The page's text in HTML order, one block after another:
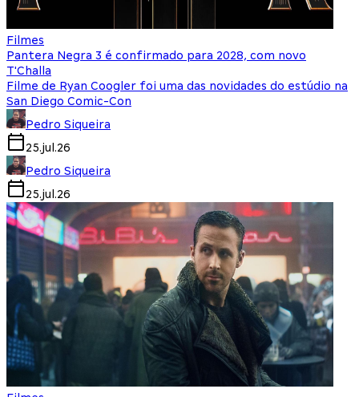
Filmes
Pantera Negra 3 é confirmado para 2028, com novo
T'Challa
Filme de Ryan Coogler foi uma das novidades do estúdio na
San Diego Comic-Con
Pedro Siqueira
25.jul.26
Pedro Siqueira
25.jul.26